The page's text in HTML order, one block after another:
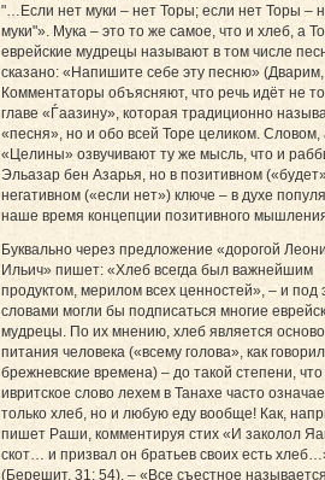
"…Если нет муки – нет Торы; если нет Торы –
муки"». Мука – это то же самое, что и хлеб, а
еврейские мудрецы называют в том числе
сказано: «Напишите себе эту песню»
Комментаторы объясняют, что речь идёт не
главе «Ѓаазину», которая традиционно
«песня», но и обо всей Торе целиком. Словом,
«Целины» озвучивают ту же мысль, что и
Эльазар бен Азарья, но в позитивном
негативном («если нет») ключе – в духе
наше время концепции позитивного
Буквально через предложение «дорогой
Ильич» пишет: «Хлеб всегда был важнейшим
продуктом, мерилом всех ценностей», – и под
словами могли бы подписаться многие
мудрецы. По их мнению, хлеб является
питания человека («всему голова», как
брежневские времена) – до такой степени, что
ивритское слово лехем в Танахе часто
только хлеб, но и любую еду вообще! Как,
пишет Раши, комментируя стих «И заколол
скот… и призвал он братьев своих есть
(Берешит, 31: 54), – «Все съестное